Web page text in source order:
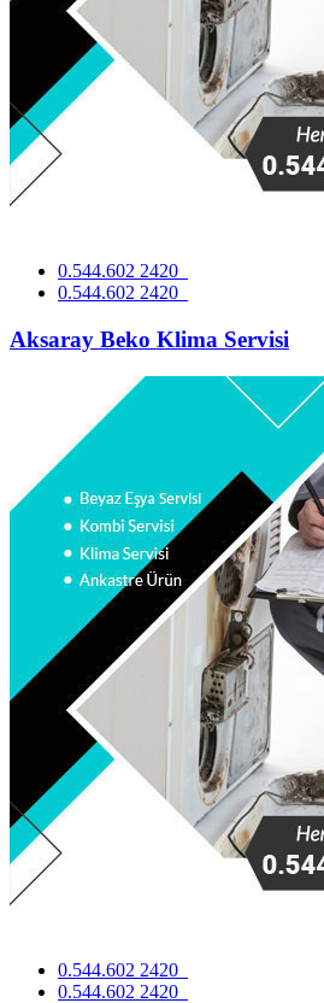
0.544.602 2420
0.544.602 2420
Aksaray Beko Klima Servisi
0.544.602 2420
0.544.602 2420